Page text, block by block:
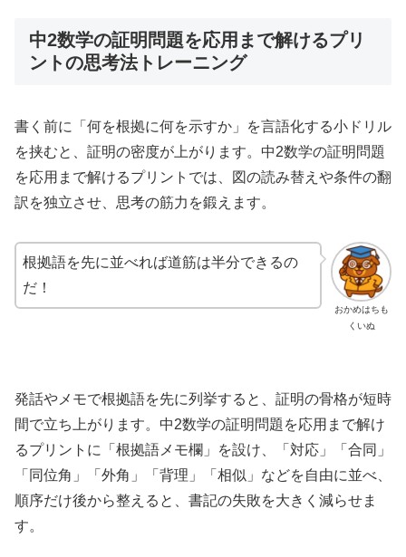
中2数学の証明問題を応用まで解けるプリ
ントの思考法トレーニング
書く前に「何を根拠に何を示すか」を言語化する小ドリル
を挟むと、証明の密度が上がります。中2数学の証明問題
を応用まで解けるプリントでは、図の読み替えや条件の翻
訳を独立させ、思考の筋力を鍛えます。
おかめはちも
くいぬ
根拠語を先に並べれば道筋は半分できるの
だ！
発話やメモで根拠語を先に列挙すると、証明の骨格が短時
間で立ち上がります。中2数学の証明問題を応用まで解け
るプリントに「根拠語メモ欄」を設け、「対応」「合同」
「同位角」「外角」「背理」「相似」などを自由に並べ、
順序だけ後から整えると、書記の失敗を大きく減らせま
す。